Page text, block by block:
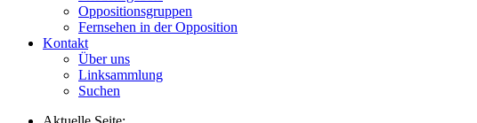
Oppositionsgruppen
Fernsehen in der Opposition
Kontakt
Über uns
Linksammlung
Suchen